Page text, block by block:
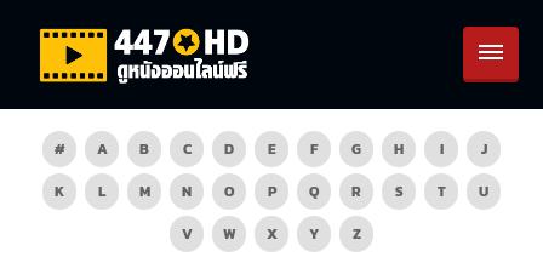
# A B C D E F G H I
J
K
L M N O P Q R S T
U
V
W X Y Z